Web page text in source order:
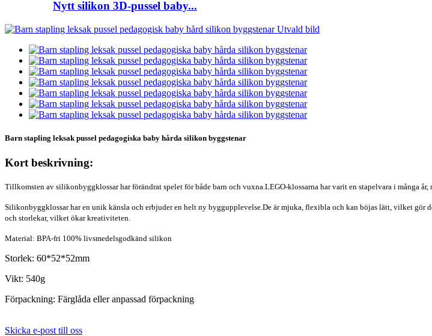
Nytt silikon 3D-pussel baby...
Barn stapling leksak pussel pedagogiska baby hårda silikon byggstenar
Kort beskrivning:
Tillkomsten av silikonbyggklossar har förändrat spelet för både barn och vuxna.LEGO-klossarna har varit en stapelvara i många
Silikonbyggklossar har en unik känsla och erbjuder en helt ny byggupplevelse.De är mjuka, flexibla och kan böjas lätt, vilket
och storlekar, vilket ökar kreativiteten.
Material: BPA-fri 100% livsmedelsgodkänd silikon
Storlek: 60*52*52mm
Vikt: 540g
Förpackning: Färglåda eller anpassad förpackning
Skicka e-post till oss